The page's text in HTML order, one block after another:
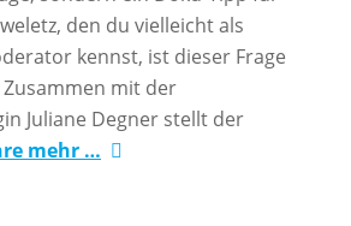
den du vielleicht als
kennst, ist dieser Frage
mit der
Juliane Degner stellt der
mehr …